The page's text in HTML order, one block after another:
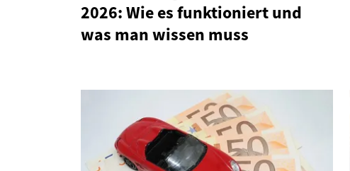
2026: Wie es funktioniert und
was man wissen muss